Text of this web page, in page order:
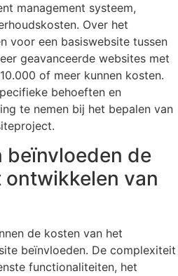
management systeem,
Over het
voor een basiswebsite tussen
geavanceerde websites met
of meer kunnen kosten.
behoeften en
te nemen bij het bepalen van
beïnvloeden de
ontwikkelen van
de kosten van het
beïnvloeden. De complexiteit
functionaliteiten, het